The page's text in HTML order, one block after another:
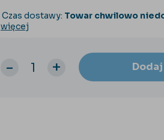
Czas dostawy: Towar chwilowo
więcej
- +